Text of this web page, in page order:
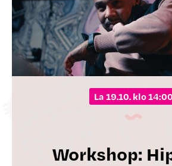
la 19.10. klo 14:00
Workshop: